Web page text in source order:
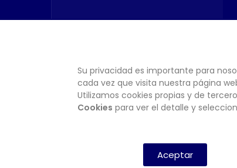
Su privacidad es importante para
cada vez que visita nuestra página
Utilizamos cookies propias y de
Cookies para ver el detalle y
Aceptar